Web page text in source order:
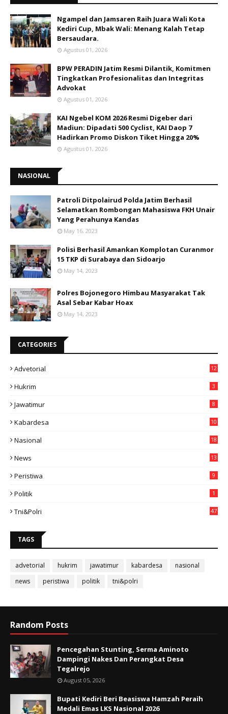
Ngampel dan Jamsaren Raih Juara Wali Kota
Kediri Cup, Mbak Wali: Menang Kalah Tetap
Bersaudara.
Agustus 01, 2026
BPW PERADIN Jatim Resmi Dilantik, Komitmen
Tingkatkan Profesionalitas dan Integritas
Advokat
Agustus 01, 2026
KAI Ngebel KOM 2026 Resmi Digeber dari
Madiun: Dipadati 500 Cyclist, KAI Daop 7
Hadirkan Promo Diskon Tiket Hingga 20%
Agustus 01, 2026
NASIONAL
Patroli Ditpolairud Polda Jatim Berhasil
Selamatkan Rombongan Mahasiswa FKH Unair
Yang Perahunya Kandas
May 16, 2023
Polisi Berhasil Amankan Komplotan Curanmor
15 TKP di Surabaya dan Sidoarjo
May 14, 2023
Polres Bojonegoro Himbau Masyarakat Tak
Asal Sebar Kabar Hoax
May 14, 2023
CATEGORIES
Advetorial 12
Hukrim 3
Jawatimur 8
Kabardesa
10
Nasional
18
News
13
Peristiwa 9
Politik 1
Tni&polri 47
TAGS
advetorial hukrim jawatimur kabardesa
nasional
news
peristiwa politik tni&polri
Random Posts
Pencegahan Stunting, Serma Aminoto
Dampingi Nakes Dan Perangkat Desa
Tegalrejo
August 05, 2026
Bupati Kediri Beri Beasiswa Hamzah Peraih
Medali Emas LKS Nasional 2026